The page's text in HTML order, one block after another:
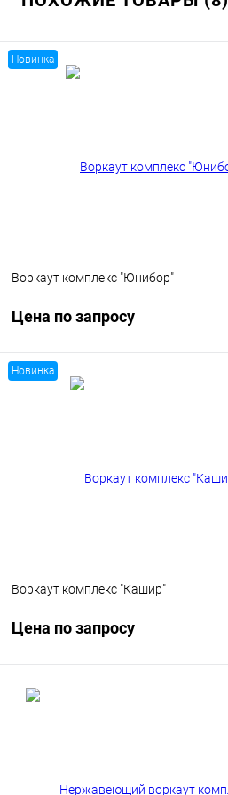
Новинка
Воркаут комплекс "Юнибор"
Цена по запросу
Новинка
Воркаут комплекс "Кашир"
Цена по запросу